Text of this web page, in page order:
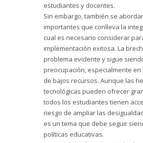
estudiantes y docentes.
Sin embargo, también se
importantes que conlleva la
cual es necesario considerar
implementación exitosa. La
problema evidente y sigue
preocupación, especialmente
de bajos recursos. Aunque las
tecnológicas pueden ofrecer
todos los estudiantes tienen
riesgo de ampliar las
es un tema que debe seguir
políticas educativas.